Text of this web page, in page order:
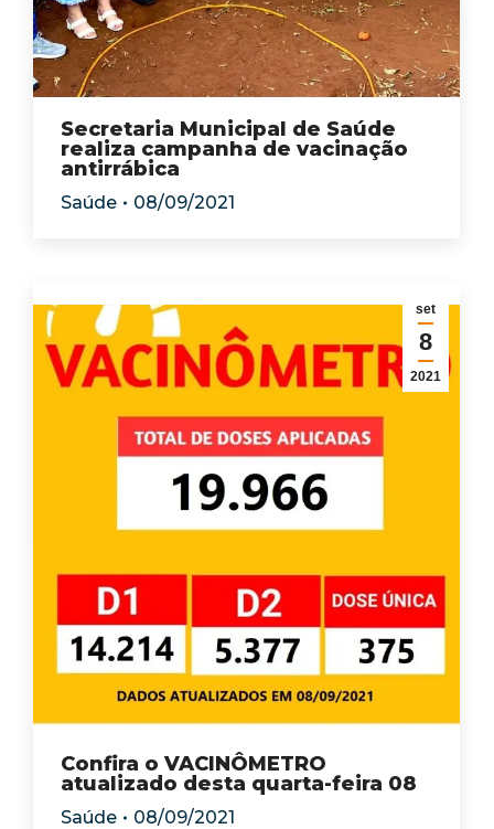
Secretaria Municipal de Saúde
realiza campanha de vacinação
antirrábica
Saúde 08/09/2021
set
8
2021
Confira o VACINÔMETRO
atualizado desta quarta-feira 08
Saúde 08/09/2021